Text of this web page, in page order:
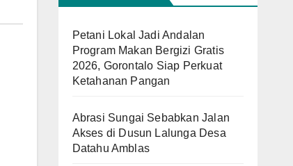
Petani Lokal Jadi Andalan
Program Makan Bergizi Gratis
2026, Gorontalo Siap Perkuat
Ketahanan Pangan
Abrasi Sungai Sebabkan Jalan
Akses di Dusun Lalunga Desa
Datahu Amblas